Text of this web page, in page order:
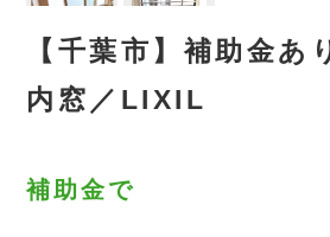
【千葉市】補助金
内窓／LIXIL
補助金で